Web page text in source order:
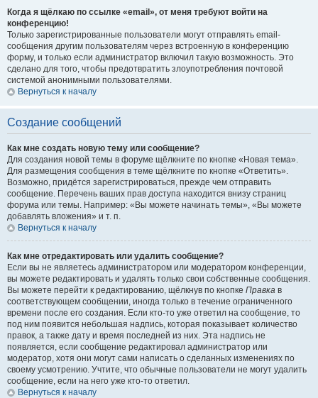
Когда я щёлкаю по ссылке «email», от меня требуют войти на
конференцию!
Только зарегистрированные пользователи могут отправлять email-
сообщения другим пользователям через встроенную в конференцию
форму, и только если администратор включил такую возможность. Это
сделано для того, чтобы предотвратить злоупотребления почтовой
системой анонимными пользователями.
Вернуться к началу
Создание сообщений
Как мне создать новую тему или сообщение?
Для создания новой темы в форуме щёлкните по кнопке «Новая тема».
Для размещения сообщения в теме щёлкните по кнопке «Ответить».
Возможно, придётся зарегистрироваться, прежде чем отправить
сообщение. Перечень ваших прав доступа находится внизу страниц
форума или темы. Например: «Вы можете начинать темы», «Вы можете
добавлять вложения» и т. п.
Вернуться к началу
Как мне отредактировать или удалить сообщение?
Если вы не являетесь администратором или модератором конференции,
вы можете редактировать и удалять только свои собственные сообщения.
Вы можете перейти к редактированию, щёлкнув по кнопке Правка в
соответствующем сообщении, иногда только в течение ограниченного
времени после его создания. Если кто-то уже ответил на сообщение, то
под ним появится небольшая надпись, которая показывает количество
правок, а также дату и время последней из них. Эта надпись не
появляется, если сообщение редактировал администратор или
модератор, хотя они могут сами написать о сделанных изменениях по
своему усмотрению. Учтите, что обычные пользователи не могут удалить
сообщение, если на него уже кто-то ответил.
Вернуться к началу